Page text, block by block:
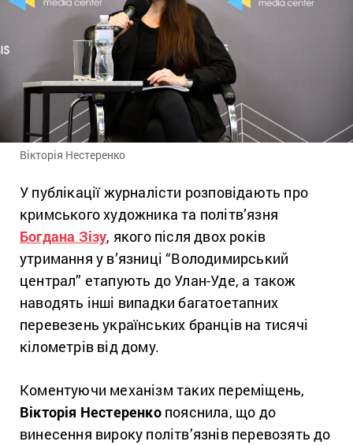
Вікторія Нестеренко
У публікації журналісти розповідають про
кримського художника та політв’язня
Богдана Зізу, якого після двох років
утримання у в’язниці “Володимирський
централ” етапують до Улан-Уде, а також
наводять інші випадки багатоетапних
перевезень українських бранців на тисячі
кілометрів від дому.
Коментуючи механізм таких переміщень,
Вікторія Нестеренкопояснила, що до
винесення вироку політв’язнів перевозять до